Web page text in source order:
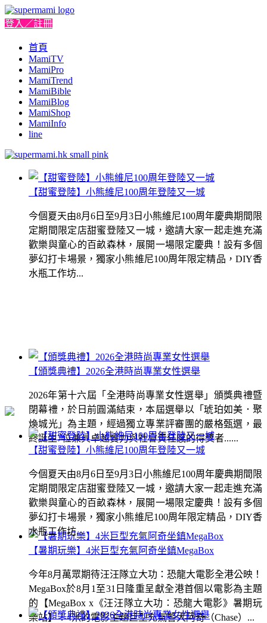
登入／註冊
首頁
MamiTV
MamiPro
MamiTrend
MamiBible
MamiBlog
MamiShop
MamiInfo
line
【甜蜜登陸】小熊維尼100周年登陸又一城
今個夏天由8月6日至9月3日小熊維尼100周年慶典期間限
定期間限定店甜蜜登陸又一城，邀請大家一起走進充滿
歡樂與童心的百畝森林，展開一場限定慶典！設有多個
夢幻打卡場景，獨家小熊維尼100周年限定精品，DIY香
水瓶工作坊...
【頒獎典禮】2026全港時尚專業女性選舉
2026年第十六屆「全港時尚專業女性選舉」頒獎典禮暨
閉幕禮，於日前圓滿結束，本屆選舉以「琥珀如美．聚
煥城光」為主題，經過獨立專業評審團的嚴格甄選，最
終誕生7位兼具卓越實力與社會責任感的得獎者......
【暑期玩樂】4米巨型充氣阿奇坐鎮MegaBox
今年8月萬眾期待汪汪隊立大功：恐龍大電影全港公映！
MegaBox於8月1至31日隆重呈獻全港首個以電影為主題
的【MegaBox x《汪汪隊立大功：恐龍大電影》暑期玩
樂站】！4米的電影主題巨型充氣警犬阿奇（Chase）...
【甜蜜登陸】小熊維尼100周年登陸又一城
今個夏天由8月6日至9月3日小熊維尼100周年慶典期間限
定期間限定店甜蜜登陸又一城，邀請大家一起走進充滿
歡樂與童心的百畝森林，展開一場限定慶典！設有多個
夢幻打卡場景，獨家小熊維尼100周年限定精品，DIY香
水瓶工作坊...